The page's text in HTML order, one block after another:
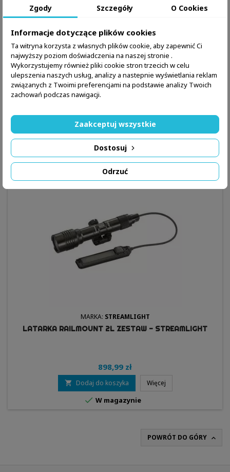
MARKA:STREAMLIGHT
LATARKA PROTAC RAIL MOUNT HL-X LASER -
STREAMLIGHT
1 249,00 zł
 Dodaj do koszyka Więcej
W magazynie
MARKA: STREAMLIGHT
LATARKA RAILMOUNT 2L ZESTAW - STREAMLIGHT
898,99 zł
 Dodaj do koszyka Więcej
 W magazynie
POWRÓT DO GÓRY 
Zgody Szczegóły O Cookies
Informacje dotyczące plików cookies
Ta witryna korzysta z własnych plików cookie, aby zapewnić Ci
najwyższy poziom doświadczenia na naszej stronie .
Wykorzystujemy również pliki cookie stron trzecich w celu
ulepszenia naszych usług, analizy a nastepnie wyświetlania reklam
związanych z Twoimi preferencjami na podstawie analizy Twoich
zachowań podczas nawigacji.
Odrzuć
Dostosuj
Zaakceptuj wszystkie